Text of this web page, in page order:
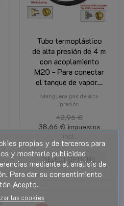
Tubo termoplástico
de alta presión de 4 m
con acoplamiento
M20 - Para conectar
el tanque de vapor...
Manguera gas de alta
presión
42,96 €
38,66 € impuestos
incl.
SELECT OPTIONS
propias y de terceros para
y mostrarle publicidad
mediante el análisis de
Para dar su consentimiento
Acepto.
las cookies